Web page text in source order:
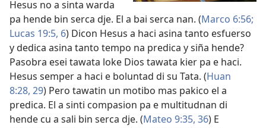
Hesus no a sinta warda
pa hende bin serca dje. El a bai serca nan. (Marco 6:56;
Lucas 19:5, 6) Dicon Hesus a haci asina tanto esfuerso
y dedica asina tanto tempo na predica y siña hende?
Pasobra esei tawata loke Dios tawata kier pa e haci.
Hesus semper a haci e boluntad di su Tata. (Huan
8:28, 29) Pero tawatin un motibo mas pakico el a
predica. El a sinti compasion pa e multitudnan di
hende cu a sali bin serca dje. (Mateo 9:35, 36) E